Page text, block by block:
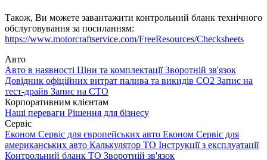
Також, Ви можете завантажити контрольний бланк технічного
обслуговування за посиланням:
https://www.motorcraftservice.com/FreeResources/Checksheets
Авто
Авто в наявності Ціни та комплектаціїЗворотній зв'язок
Довідник офіційних витрат палива та викидів СО2 Запис на
тест-драйв Запис на СТО
Корпоративним клієнтам
Наші переваги Рішення для бізнесу
Сервіс
Економ Сервіс для європейських авто Економ Сервіс для
американських авто Калькулятор ТО Інструкції з експлуатації
Контрольний бланк ТО Зворотній зв'язок